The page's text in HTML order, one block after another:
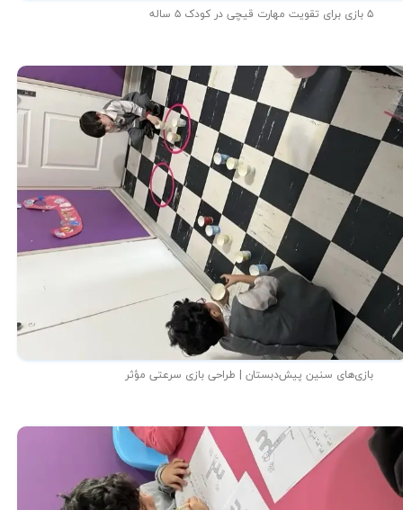
۵ بازی برای تقویت مهارت قیچی در کودک ۵ ساله
بازی‌های سنین پیش‌دبستان | طراحی بازی سرعتی مؤثر